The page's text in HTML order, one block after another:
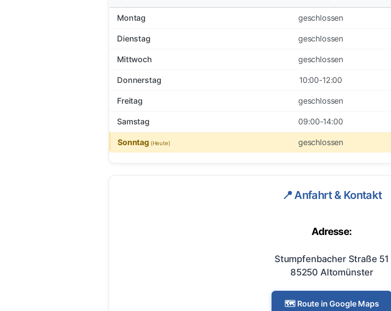
Montag geschlossen
Dienstag geschlossen
Mittwoch geschlossen
Donnerstag 10:00-12:00
Freitag geschlossen
Samstag 09:00-14:00
Sonntag geschlossen
📍 Anfahrt & Kontakt
Adresse:
Stumpfenbacher Straße 51
85250 Altomünster
🗺️ Route in Google Maps